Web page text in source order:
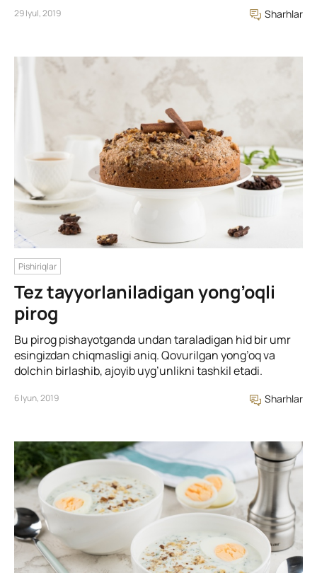
29 Iyul, 2019 Sharhlar
Pishiriqlar
Tez tayyorlaniladigan yong’oqli
pirog
Bu pirog pishayotganda undan taraladigan hid bir umr
esingizdan chiqmasligi aniq. Qovurilgan yong’oq va
dolchin birlashib, ajoyib uyg’unlikni tashkil etadi.
6 Iyun, 2019 Sharhlar